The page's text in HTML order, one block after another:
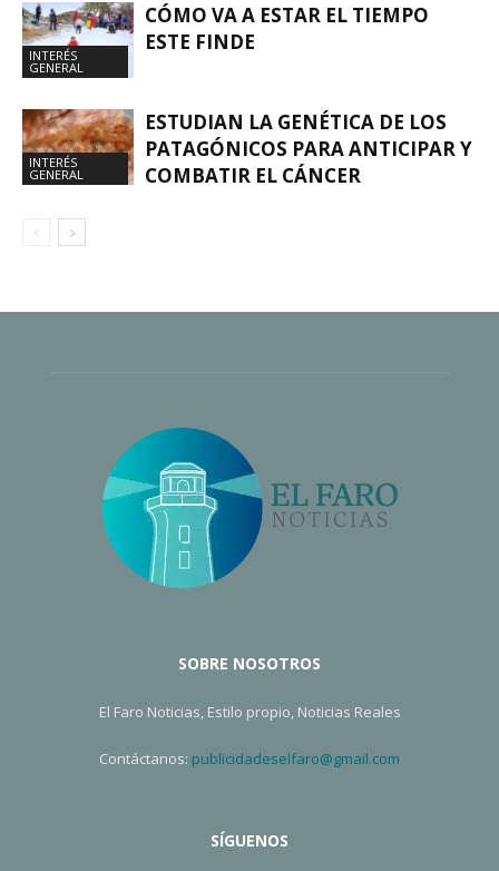
INTERÉS
GENERAL
CÓMO VA A ESTAR EL TIEMPO
ESTE FINDE
INTERÉS
GENERAL
ESTUDIAN LA GENÉTICA DE LOS
PATAGÓNICOS PARA ANTICIPAR Y
COMBATIR EL CÁNCER
SOBRE NOSOTROS
El Faro Noticias, Estilo propio, Noticias Reales
Contáctanos: publicidadeselfaro@gmail.com
SÍGUENOS